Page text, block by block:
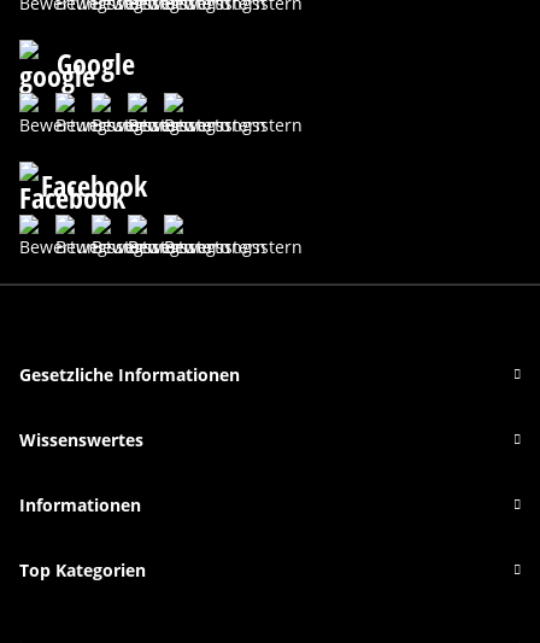
Google
Facebook
Gesetzliche Informationen
Wissenswertes
Informationen
Top Kategorien